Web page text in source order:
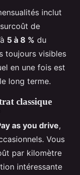
inclut
de
5 à 8 % du
toujours visibles
en une fois est
long terme.
classique
as you drive,
Vous
par kilomètre
intéressante